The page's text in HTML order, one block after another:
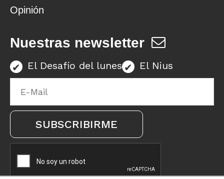
Opinión
Nuestras newsletter
El Desafío del lunes El Nius